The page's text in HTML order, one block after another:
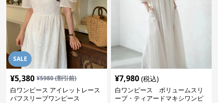
SALE
¥5,380 ¥5980(割引前)
白ワンピース アイレットレース
パフスリーブワンピース
¥7,980 (税込)
白ワンピース ボリュームスリ
ーブ・ティアードマキシワンピ